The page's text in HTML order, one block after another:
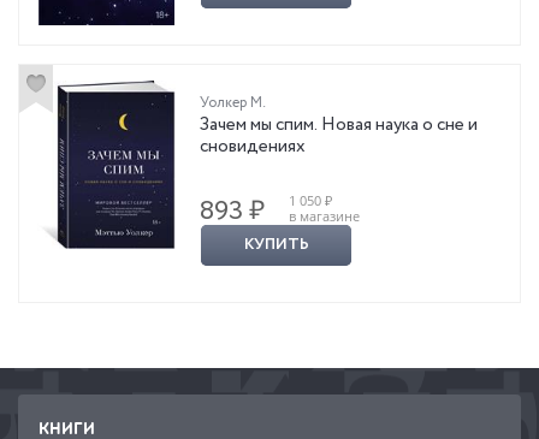
Уолкер М.
Зачем мы спим. Новая наука о сне и
сновидениях
893 ₽
1 050 ₽
в магазине
КУПИТЬ
КНИГИ